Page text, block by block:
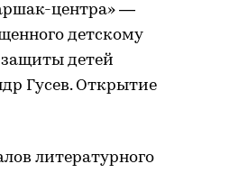
центра» —
детскому
детей
Гусев. Открытие
литературного